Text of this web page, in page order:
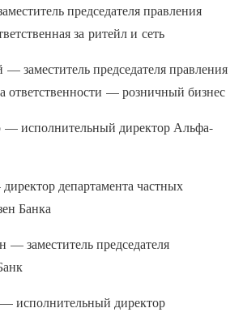
председателя правления
за ритейл и сеть
заместитель председателя правления
ответственности — розничный бизнес
исполнительный директор Альфа-
департамента частных
Банка
заместитель председателя
исполнительный директор